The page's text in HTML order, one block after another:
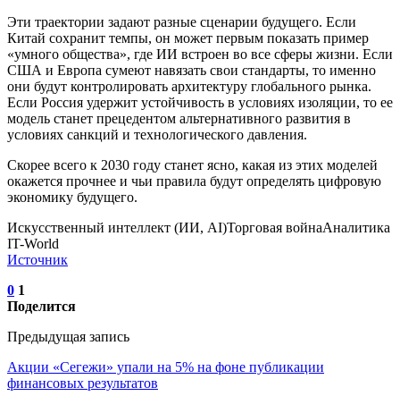
Эти траектории задают разные сценарии будущего. Если
Китай сохранит темпы, он может первым показать пример
«умного общества», где ИИ встроен во все сферы жизни. Если
США и Европа сумеют навязать свои стандарты, то именно
они будут контролировать архитектуру глобального рынка.
Если Россия удержит устойчивость в условиях изоляции, то ее
модель станет прецедентом альтернативного развития в
условиях санкций и технологического давления.
Скорее всего к 2030 году станет ясно, какая из этих моделей
окажется прочнее и чьи правила будут определять цифровую
экономику будущего.
Искусственный интеллект (ИИ, AI)Торговая войнаАналитика
IT-World
Источник
0 1
Поделится
Предыдущая запись
Акции «Сегежи» упали на 5% на фоне публикации
финансовых результатов